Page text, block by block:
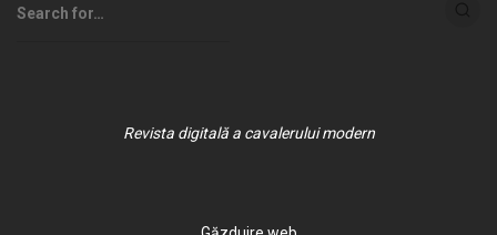
Revista digitală a cavalerului modern